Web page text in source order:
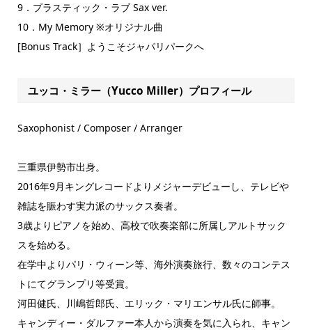
9．プラスティック・ラブ Sax ver.
10．My Memory ※オリジナル曲
[Bonus Track］ようこそジャパリパークへ
ユッコ・ミラー（Yucco Miller）プロフィール
Saxophonist / Composer / Arranger
三重県伊勢市出身。
2016年9月キングレコードよりメジャーデビューし、テレビや
雑誌を賑わす実力派のサックス奏者。
3歳よりピアノを始め、高校で吹奏楽部に所属しアルトサック
スを始める。
在学中よりパリ・ウィーン等、海外演奏旅行、数々のコンテス
トにてグランプリ等受賞。
河田健氏、川嶋哲郎氏、エリック・マリエンサル氏に師事。
キャンディー・ダルファー本人から演奏を気に入られ、キャン